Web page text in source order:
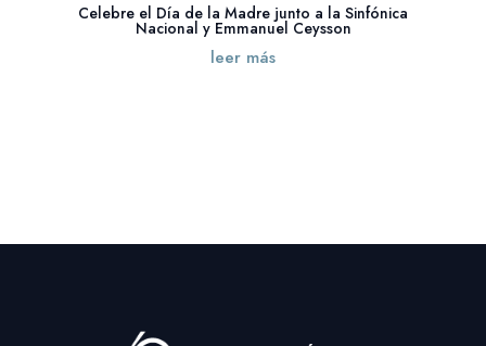
Celebre el Día de la Madre junto a la Sinfónica
Nacional y Emmanuel Ceysson
leer más